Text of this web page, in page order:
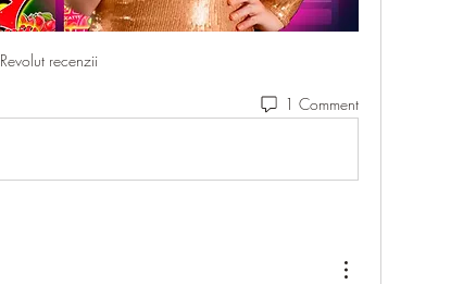
Revolut recenzii
1 Comment